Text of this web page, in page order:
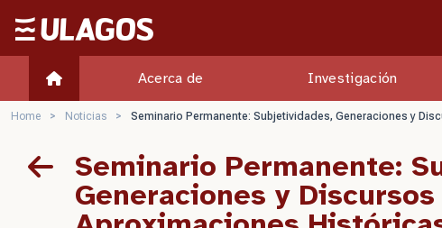
Ulagos Template
Acerca de Investigación
Home > Noticias > Seminario Permanente: Subjetividades, Generaciones y
Seminario Permanente:
Generaciones y